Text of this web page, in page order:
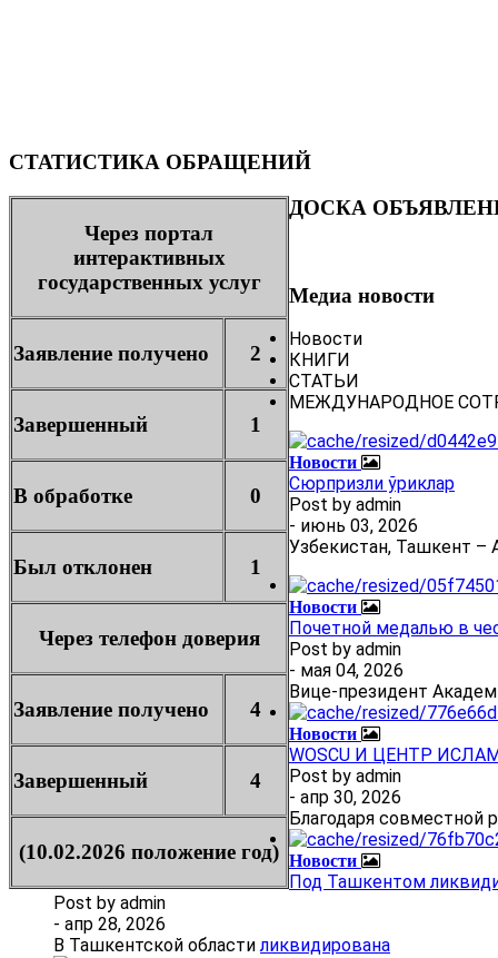
СТАТИСТИКА ОБРАЩЕНИЙ
Через портал
интерактивных
государственных услуг
Заявление получено 2
Завершенный 1
В обработке 0
Был отклонен 1
Через телефон доверия
Заявление получено 4
Завершенный 4
(10.02.2026 положение год)
ДОСКА
Медиа новости
Новости
КНИГИ
СТАТЬИ
МЕЖДУНАРОДНОЕ
Новости
Сюрпризли ўриклар
Post by admin
- июнь 03, 2026
Узбекистан, Ташкент –
Новости
Почетной медалью в
Post by admin
- мая 04, 2026
Вице-президент
Новости
WOSCU И ЦЕНТР
Post by admin
- апр 30, 2026
Благодаря совместной
Новости
Под Ташкентом
Post by admin
- апр 28, 2026
В Ташкентской областиликвидирована